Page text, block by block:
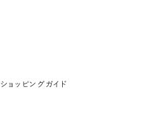
ショッピングガイド